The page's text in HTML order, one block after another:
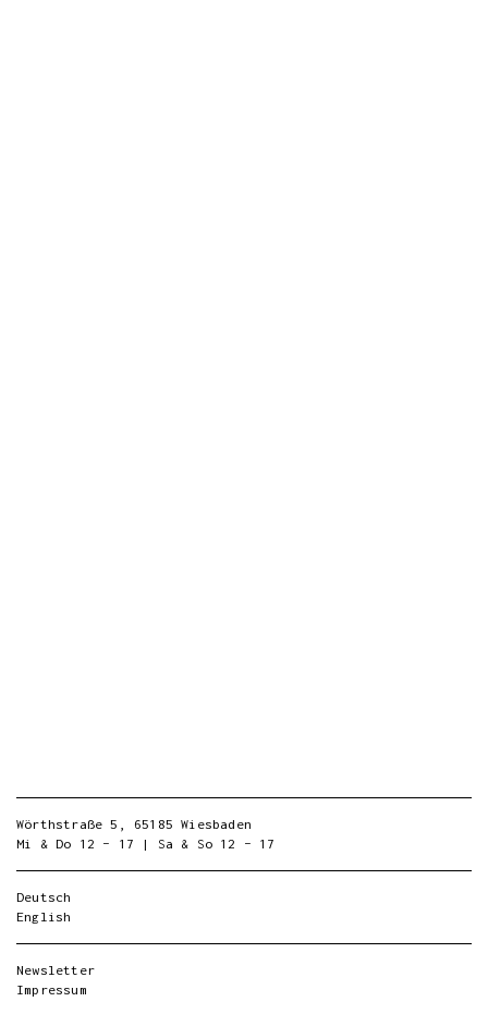
Wörthstraße 5, 65185 Wiesbaden
Mi & Do 12 – 17 | Sa & So 12 – 17
Deutsch
English
Newsletter
Impressum